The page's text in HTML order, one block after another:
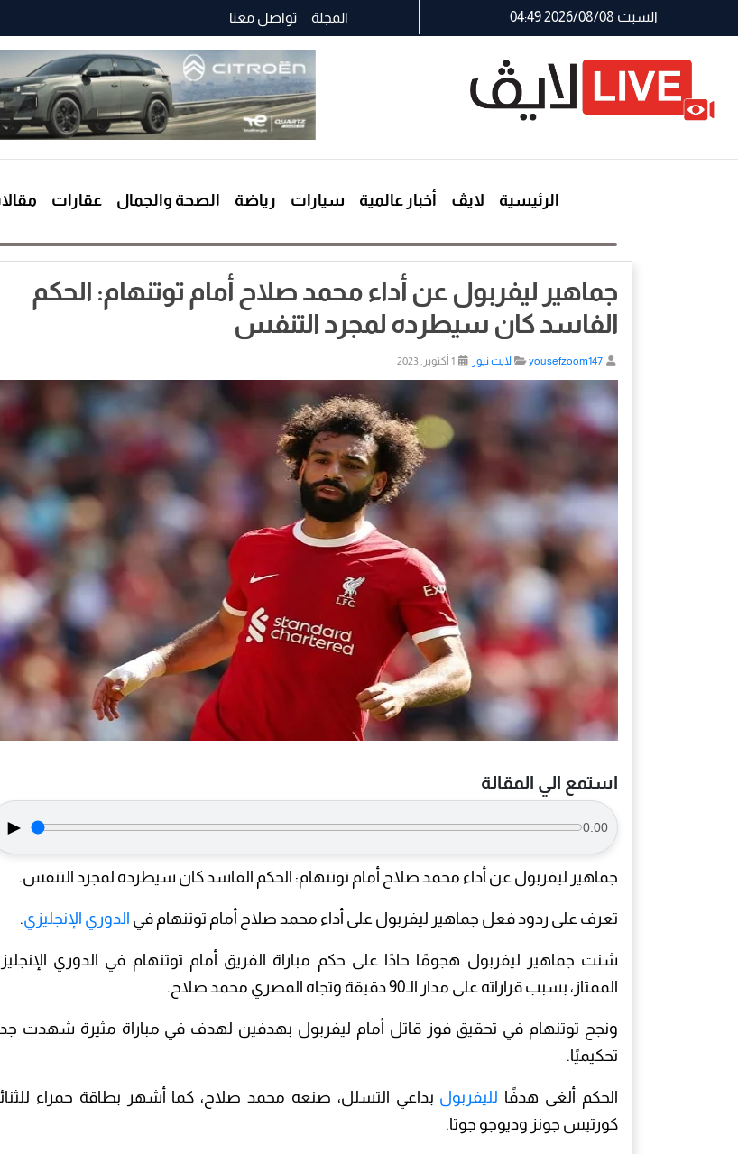
السبت 2026/08/08 04:49 المجلة تواصل معنا
الرئيسية لايڤ أخبار عالمية سيارات رياضة الصحة والجمال عقارات
جماهير ليفربول عن أداء محمد صلاح أمام توتنهام: الحكم
الفاسد كان سيطرده لمجرد التنفس
yousefzoom147 لايت نيوز
استمع الي المقالة
► 0:00
جماهير ليفربول عن أداء محمد صلاح أمام توتنهام: الحكم الفاسد كان سيطرده لمجرد التنفس.
تعرف على ردود فعل جماهير ليفربول على أداء محمد صلاح أمام توتنهام في الدوري الإنجليزي.
شنت جماهير ليفربول هجومًا حادًا على حكم مباراة الفريق أمام توتنهام في الدوري
الممتاز، بسبب قراراته على مدار الـ90 دقيقة وتجاه المصري محمد صلاح.
ونجح توتنهام في تحقيق فوز قاتل أمام ليفربول بهدفين لهدف في مباراة مثيرة شهدت
تحكيميًا.
الحكم ألغى هدفًا لليفربول بداعي التسلل، صنعه محمد صلاح، كما أشهر بطاقة حمراء
كورتيس جونز وديوجو جوتا.